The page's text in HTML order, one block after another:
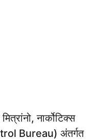
नार्कोटिक्स
Bureau) अंतर्गत